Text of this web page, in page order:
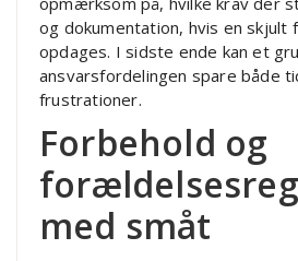
og dokumentation, hvis en skjult
opdages. I sidste ende kan et
ansvarsfordelingen spare både
frustrationer.
Forbehold og
med småt